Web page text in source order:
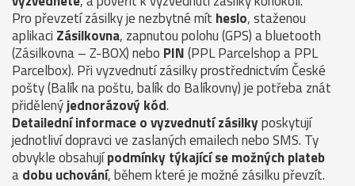
Pro převzetí zásilky je nezbytné mít heslo, staženou
aplikaci Zásilkovna, zapnutou polohu (GPS) a bluetooth
(Zásilkovna – Z-BOX) nebo PIN(PPL Parcelshop a PPL
Parcelbox). Při vyzvednutí zásilky prostřednictvím České
pošty (Balík na poštu, balík do Balíkovny) je potřeba znát
přidělenýjednorázový kód.
Detailední informace o vyzvednutí zásilkyposkytují
jednotliví dopravci ve zaslaných emailech nebo SMS. Ty
obvykle obsahujípodmínky týkající se možných plateb
adobu uchování, během které je možné zásilku převzít.